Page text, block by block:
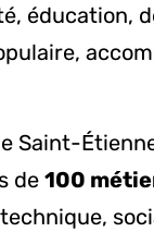
éducation,
Saint-
de 100